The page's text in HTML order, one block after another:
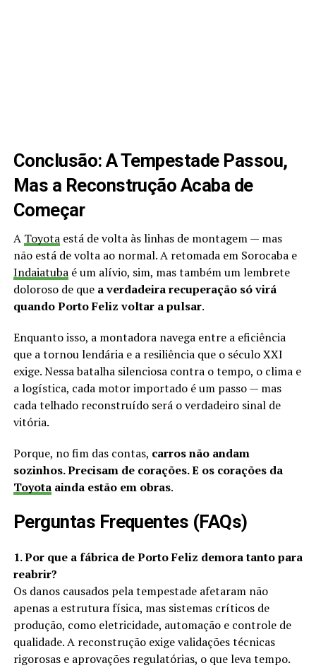
Conclusão: A Tempestade Passou,
Mas a Reconstrução Acaba de
Começar
A Toyotaestá de volta às linhas de montagem — mas
não está de volta ao normal. A retomada em Sorocaba e
Indaiatubaé um alívio, sim, mas também um lembrete
doloroso de que a verdadeira recuperação só virá
quando Porto Feliz voltar a pulsar.
Enquanto isso, a montadora navega entre a eficiência
que a tornou lendária e a resiliência que o século XXI
exige. Nessa batalha silenciosa contra o tempo, o clima e
a logística, cada motor importado é um passo — mas
cada telhado reconstruído será o verdadeiro sinal de
vitória.
Porque, no fim das contas, carros não andam
sozinhos. Precisam de corações. E os corações da
Toyotaainda estão em obras.
Perguntas Frequentes (FAQs)
1. Por que a fábrica de Porto Feliz demora tanto para
reabrir?
Os danos causados pela tempestade afetaram não
apenas a estrutura física, mas sistemas críticos de
produção, como eletricidade, automação e controle de
qualidade. A reconstrução exige validações técnicas
rigorosas e aprovações regulatórias, o que leva tempo.